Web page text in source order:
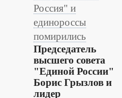
Россия" и
единороссы
помирились
Председатель
высшего совета
"Единой России"
Борис Грызлов и
лидер